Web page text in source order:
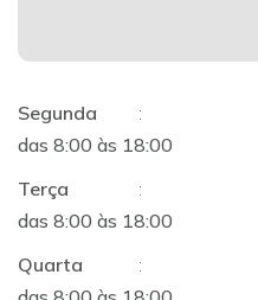
Segunda
:
das 8:00 às 18:00
Terça
:
das 8:00 às 18:00
Quarta
: